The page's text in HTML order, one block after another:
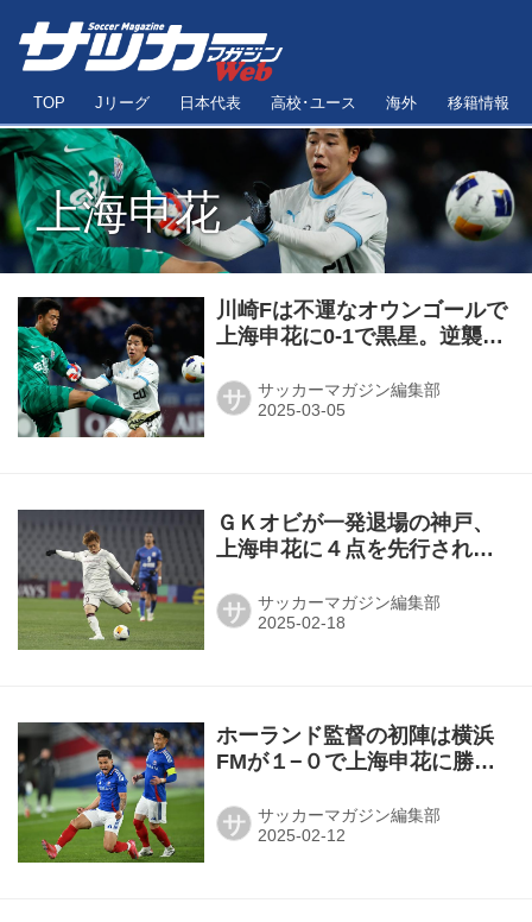
TOP Jリーグ 日本代表 高校･ユース 海外 移籍情報
上海申花
川崎Fは不運なオウンゴールで
上海申花に0-1で黒星。逆襲の
サ サッカーマガジン編集部
ＧＫオビが一発退場の神戸、
上海申花に４点を先行される
意地見せる◎ACLE第8節
サ サッカーマガジン編集部
ホーランド監督の初陣は横浜
FMが１−０で上海申花に勝
し、ラウンド16進出が決定
◎ACLエリート第7節
サ サッカーマガジン編集部